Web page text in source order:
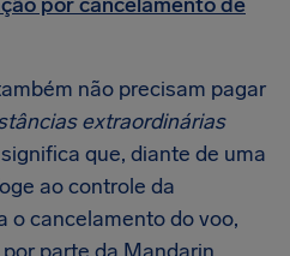
não precisam pagar
extraordinárias
que, diante de uma
ao controle da
o cancelamento do voo,